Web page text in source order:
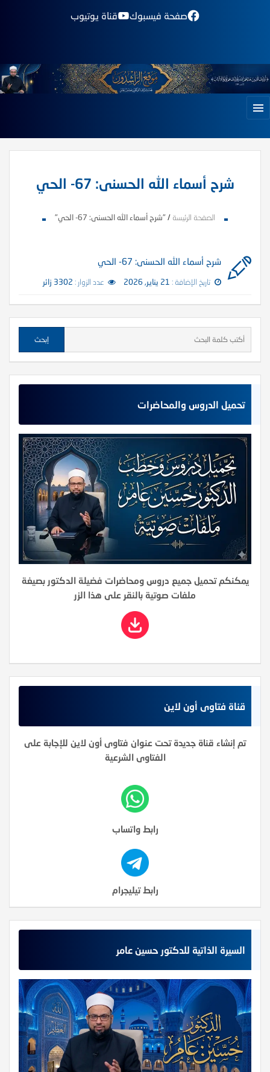
صفحة فيسبوك قناة يوتيوب
شرح أسماء الله الحسنى: 67- الحي
الصفحة الرئيسة /"شرح أسماء الله الحسنى: 67- الحي"
شرح أسماء الله الحسنى: 67- الحي
تاريخ الإضافة : 21 يناير, 2026 عدد الزوار : 3302 زائر
تحميل الدروس والمحاضرات
يمكنكم تحميل جميع دروس ومحاضرات فضيلة الدكتور بصيغة
ملفات صوتية بالنقر على هذا الزر
قناة فتاوى أون لاين
تم إنشاء قناة جديدة تحت عنوان فتاوى أون لاين للإجابة على
الفتاوى الشرعية
رابط واتساب
رابط تيليجرام
السيرة الذاتية للدكتور حسين عامر